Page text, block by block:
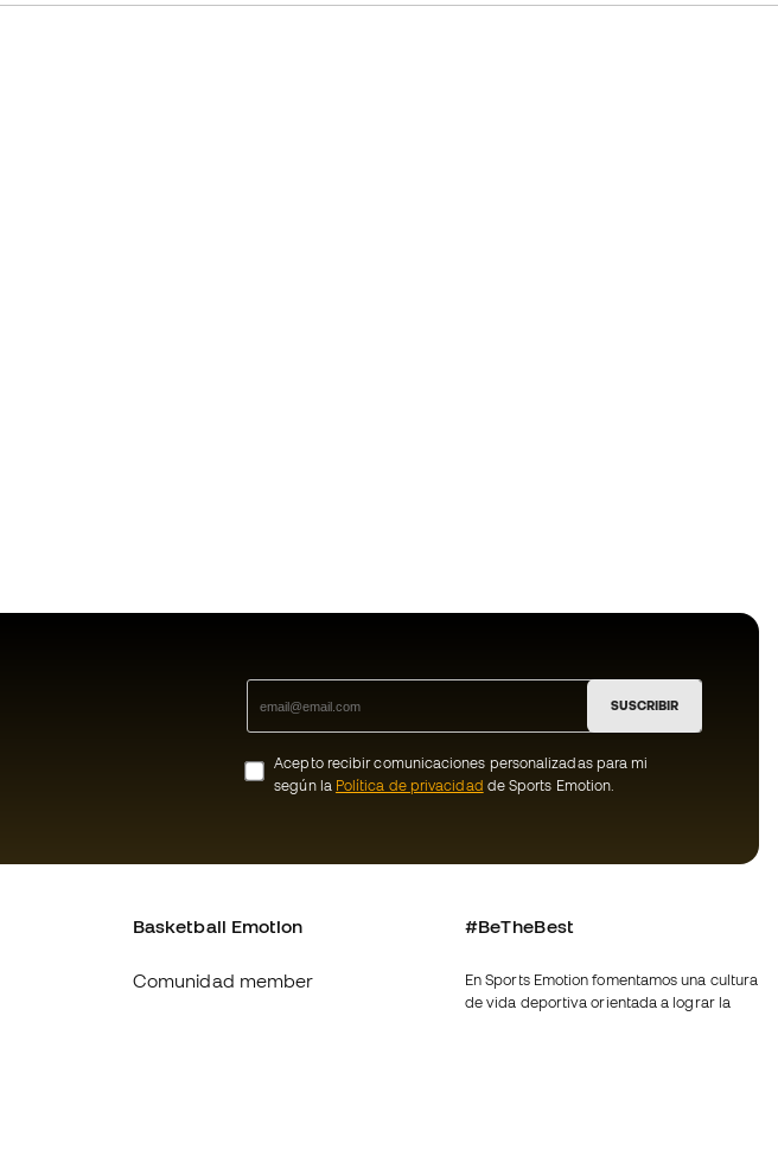
SUSCRIBIR
Acepto recibir comunicaciones personalizadas para mi
según la Política de privacidad de Sports Emotion.
Basketball Emotion
Comunidad member
#BeTheBest
En Sports Emotion fomentamos una cultura
de vida deportiva orientada a lograr la